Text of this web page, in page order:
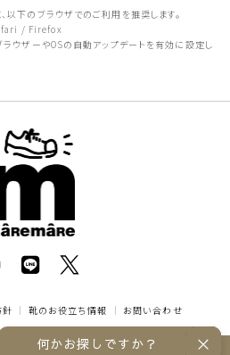
以下のブラウザでのご利用を推奨します。
/ Firefox
ラウザーやOSの自動アップデートを有効に設定し
｜ 靴のお役立ち情報 ｜ お問い合わせ
何かお探しですか？